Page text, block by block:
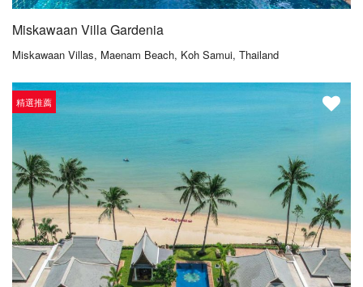
Miskawaan Villa Gardenia
Miskawaan Villas, Maenam Beach, Koh Samui, Thailand
精選推薦